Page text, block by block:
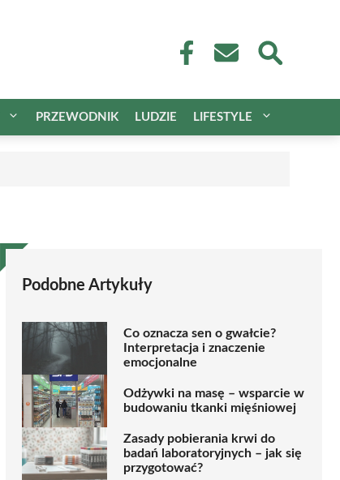
PRZEWODNIK LUDZIE LIFESTYLE
Podobne Artykuły
Co oznacza sen o gwałcie?
Interpretacja i znaczenie
emocjonalne
Odżywki na masę – wsparcie w
budowaniu tkanki mięśniowej
Zasady pobierania krwi do
badań laboratoryjnych – jak się
przygotować?